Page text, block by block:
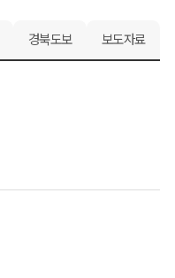
경북도보 보도자료